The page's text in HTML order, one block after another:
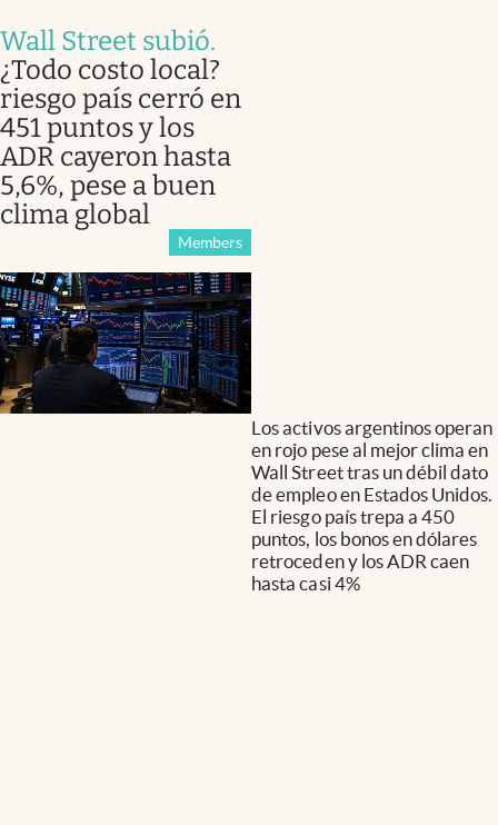
Wall Street subió.
¿Todo costo local?
riesgo país cerró en
451 puntos y los
ADR cayeron hasta
5,6%, pese a buen
clima global
Members
Los activos argentinos operan
en rojo pese al mejor clima en
Wall Street tras un débil dato
de empleo en Estados Unidos.
El riesgo país trepa a 450
puntos, los bonos en dólares
retroceden y los ADR caen
hasta casi 4%